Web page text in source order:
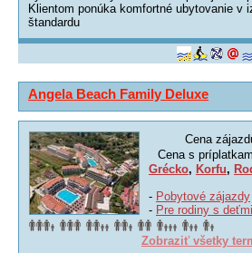
Klientom ponúka komfortné ubytovanie v
štandardu
Angela Beach Family Deluxe
Cena
Cena s
Grécko, Korfu,
- Pobytové zájazdy
- Pre rodiny s deťmi
Zobraziť všetky